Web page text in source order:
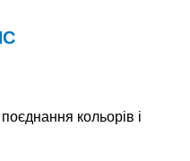
кольорів і